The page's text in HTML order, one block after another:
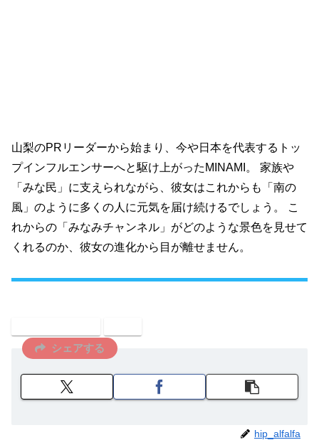
山梨のPRリーダーから始まり、今や日本を代表するトッ
プインフルエンサーへと駆け上がったMINAMI。 家族や
「みな民」に支えられながら、彼女はこれからも「南の
風」のように多くの人に元気を届け続けるでしょう。 こ
れからの「みなみチャンネル」がどのような景色を見せて
くれるのか、彼女の進化から目が離せません。
シェアする
hip_alfalfa